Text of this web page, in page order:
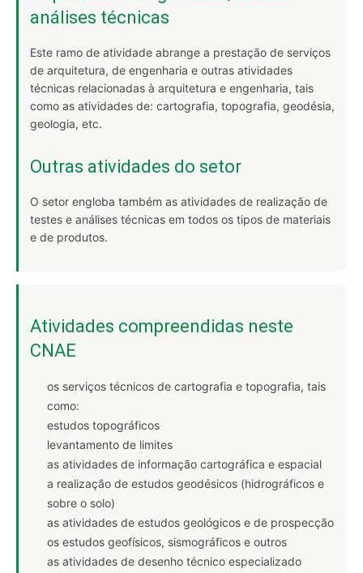
análises técnicas
Este ramo de atividade abrange a prestação de serviços
de arquitetura, de engenharia e outras atividades
técnicas relacionadas à arquitetura e engenharia, tais
como as atividades de: cartografia, topografia, geodésia,
geologia, etc.
Outras atividades do setor
O setor engloba também as atividades de realização de
testes e análises técnicas em todos os tipos de materiais
e de produtos.
Atividades compreendidas neste
CNAE
os serviços técnicos de cartografia e topografia, tais
como:
estudos topográficos
levantamento de limites
as atividades de informação cartográfica e espacial
a realização de estudos geodésicos (hidrográficos e
sobre o solo)
as atividades de estudos geológicos e de prospecção
os estudos geofísicos, sismográficos e outros
as atividades de desenho técnico especializado